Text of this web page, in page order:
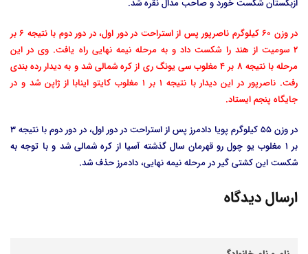
در وزن 60 کیلوگرم ناصرپور پس از استراحت در دور اول، در دور دوم با نتیجه 6 بر
2 سومیت از هند را شکست داد و به مرحله نیمه نهایی راه یافت. وی در این
مرحله با نتیجه 8 بر 4 مغلوب سی یونگ ری از کره شمالی شد و به دیدار رده بندی
رفت. ناصرپور در این دیدار با نتیجه 1 بر 1 مغلوب کایتو اینابا از ژاپن شد و در
جایگاه پنجم ایستاد.
در وزن 55 کیلوگرم پویا دادمرز پس از استراحت در دور اول، در دور دوم با نتیجه 3
بر 1 مغلوب یو چول رو قهرمان سال گذشته آسیا از کره شمالی شد و با توجه به
شکست این کشتی گیر در مرحله نیمه نهایی، دادمرز حذف شد.
ارسال دیدگاه